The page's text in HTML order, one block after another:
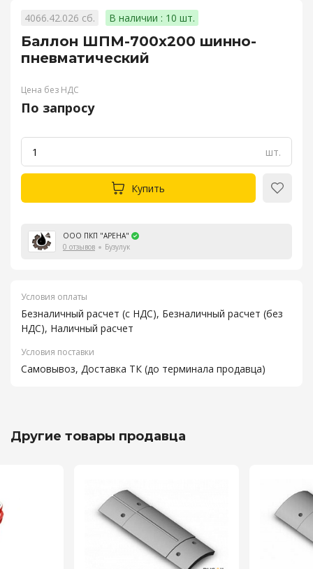
4066.42.026 сб. В наличии : 10 шт.
Баллон ШПМ-700х200 шинно-
пневматический
Цена без НДС
По запросу
шт.
Купить
ООО ПКП "АРЕНА"
0 отзывов
Бузулук
Условия оплаты
Безналичный расчет (с НДС), Безналичный расчет (без
НДС), Наличный расчет
Условия поставки
Самовывоз, Доставка ТК (до терминала продавца)
Другие товары продавца